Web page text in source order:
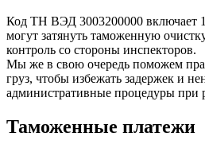
Код ТН ВЭД 3003200000 включает
могут затянуть таможенную
контроль со стороны инспекторов.
Мы же в свою очередь поможем
груз, чтобы избежать задержек и
административные процедуры при
Таможенные платежи